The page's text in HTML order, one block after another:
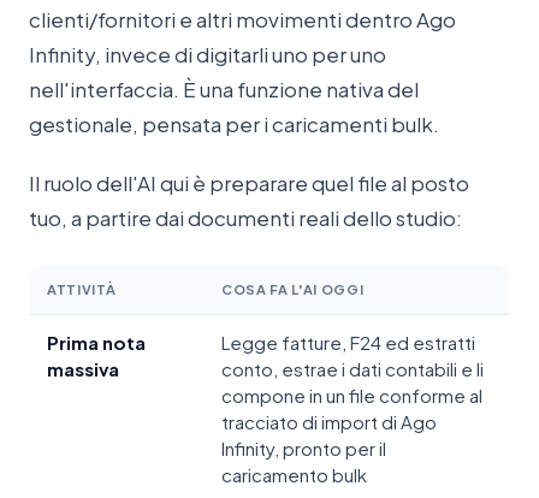
clienti/fornitori e altri movimenti dentro Ago
Infinity, invece di digitarli uno per uno
nell'interfaccia. È una funzione nativa del
gestionale, pensata per i caricamenti bulk.
Il ruolo dell'AI qui è preparare quel file al posto
tuo, a partire dai documenti reali dello studio:
ATTIVITÀ COSA FA L'AI OGGI
Prima nota
massiva
Legge fatture, F24 ed estratti
conto, estrae i dati contabili e li
compone in un file conforme al
tracciato di import di Ago
Infinity, pronto per il
caricamento bulk